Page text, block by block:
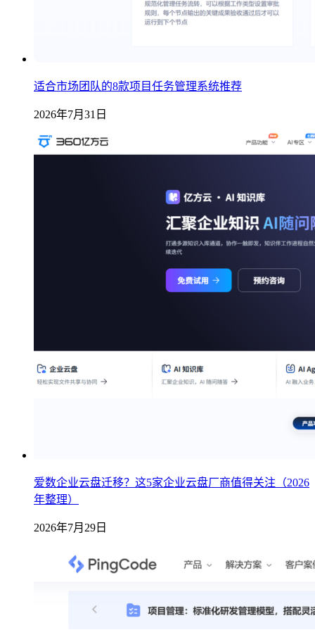
适合市场团队的8款项目任务管理系统推荐
2026年7月31日
爱数企业云盘迁移？这5家企业云盘厂商值得关注（2026
年整理）
2026年7月29日